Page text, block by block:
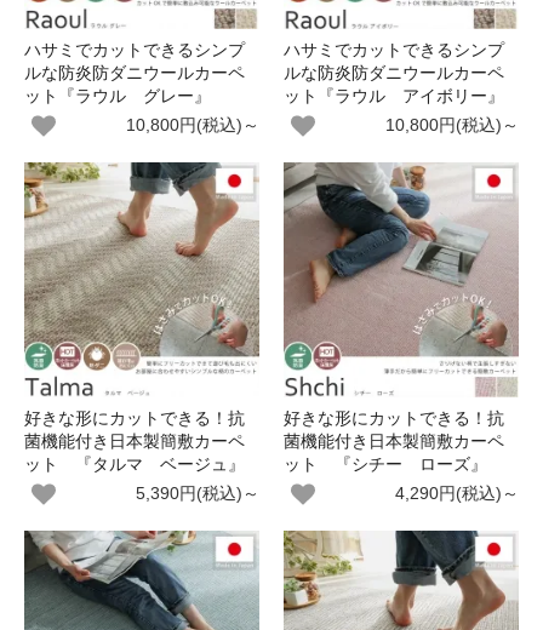
ハサミでカットできるシンプ
ルな防炎防ダニウールカーペ
ット『ラウル グレー』
10,800円(税込)～
ハサミでカットできるシンプ
ルな防炎防ダニウールカーペ
ット『ラウル アイボリー』
10,800円(税込)～
好きな形にカットできる！抗
菌機能付き日本製簡敷カーペ
ット 『タルマ ベージュ』
5,390円(税込)～
好きな形にカットできる！抗
菌機能付き日本製簡敷カーペ
ット 『シチー ローズ』
4,290円(税込)～